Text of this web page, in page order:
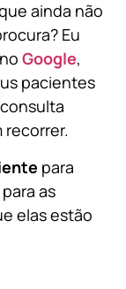
ainda não
Eu
Google,
pacientes
recorrer.
para
as
elas estão